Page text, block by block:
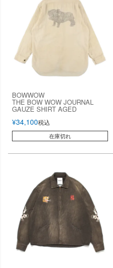
BOWWOW
THE BOW WOW JOURNAL
GAUZE SHIRT AGED
¥34,100税込
在庫切れ